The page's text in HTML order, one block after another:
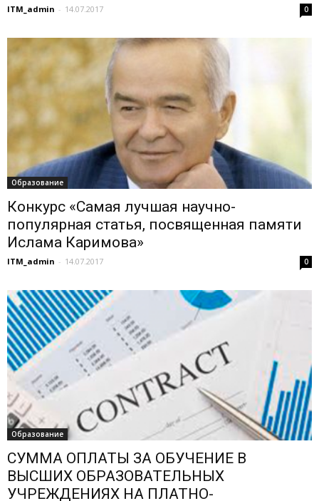
ITM_admin - 14.07.2017 0
Образование
Конкурс «Самая лучшая научно-
популярная статья, посвященная памяти
Ислама Каримова»
ITM_admin - 14.07.2017 0
Образование
СУММА ОПЛАТЫ ЗА ОБУЧЕНИЕ В
ВЫСШИХ ОБРАЗОВАТЕЛЬНЫХ
УЧРЕЖДЕНИЯХ НА ПЛАТНО-